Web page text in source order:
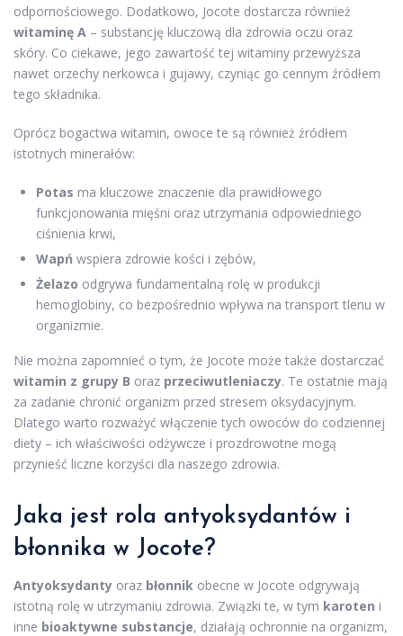
odpornościowego. Dodatkowo, Jocote dostarcza również
witaminę A – substancję kluczową dla zdrowia oczu oraz
skóry. Co ciekawe, jego zawartość tej witaminy przewyższa
nawet orzechy nerkowca i gujawy, czyniąc go cennym źródłem
tego składnika.
Oprócz bogactwa witamin, owoce te są również źródłem
istotnych minerałów:
Potas ma kluczowe znaczenie dla prawidłowego
funkcjonowania mięśni oraz utrzymania odpowiedniego
ciśnienia krwi,
Wapń wspiera zdrowie kości i zębów,
Żelazo odgrywa fundamentalną rolę w produkcji
hemoglobiny, co bezpośrednio wpływa na transport tlenu w
organizmie.
Nie można zapomnieć o tym, że Jocote może także dostarczać
witamin z grupy B oraz przeciwutleniaczy. Te ostatnie mają
za zadanie chronić organizm przed stresem oksydacyjnym.
Dlatego warto rozważyć włączenie tych owoców do codziennej
diety – ich właściwości odżywcze i prozdrowotne mogą
przynieść liczne korzyści dla naszego zdrowia.
Jaka jest rola antyoksydantów i
błonnika w Jocote?
Antyoksydanty oraz błonnik obecne w Jocote odgrywają
istotną rolę w utrzymaniu zdrowia. Związki te, w tym karoten i
inne bioaktywne substancje, działają ochronnie na organizm,